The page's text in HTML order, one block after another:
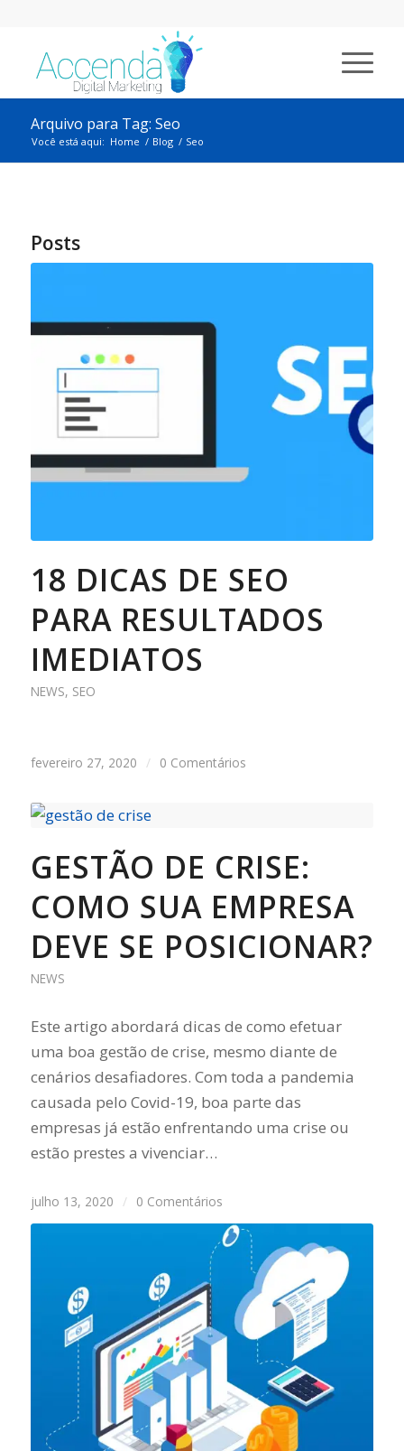
Arquivo para Tag: Seo
Você está aqui: Home / Blog / Seo
Posts
18 DICAS DE SEO
PARA RESULTADOS
IMEDIATOS
NEWS, SEO
fevereiro 27, 2020 / 0 Comentários
GESTÃO DE CRISE:
COMO SUA EMPRESA
DEVE SE POSICIONAR?
NEWS
Este artigo abordará dicas de como efetuar
uma boa gestão de crise, mesmo diante de
cenários desafiadores. Com toda a pandemia
causada pelo Covid-19, boa parte das
empresas já estão enfrentando uma crise ou
estão prestes a vivenciar…
julho 13, 2020 / 0 Comentários